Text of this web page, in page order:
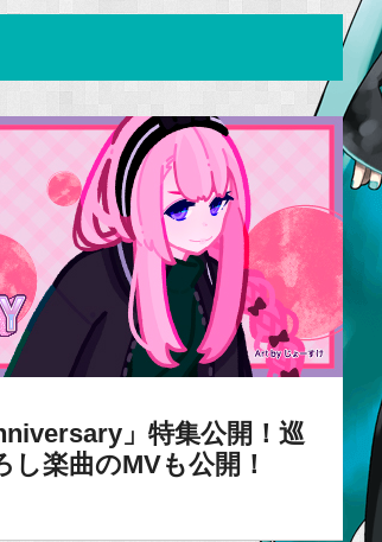
」特集公開！巡
楽曲のMVも公開！